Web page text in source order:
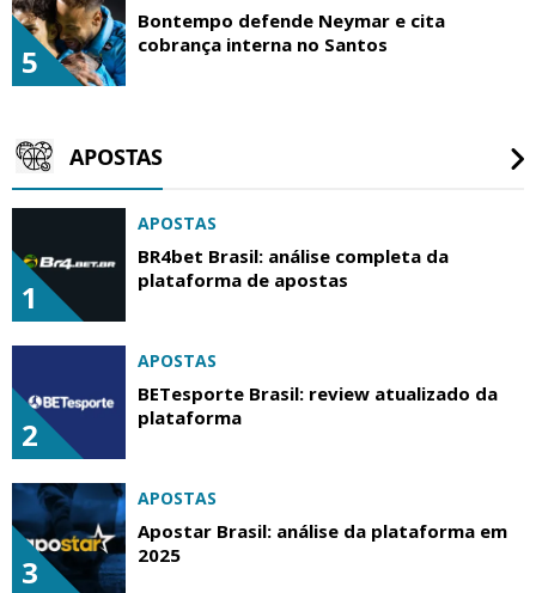
5
Bontempo defende Neymar e cita
cobrança interna no Santos
APOSTAS
1
APOSTAS
BR4bet Brasil: análise completa da
plataforma de apostas
2
APOSTAS
BETesporte Brasil: review atualizado da
plataforma
3
APOSTAS
Apostar Brasil: análise da plataforma em
2025